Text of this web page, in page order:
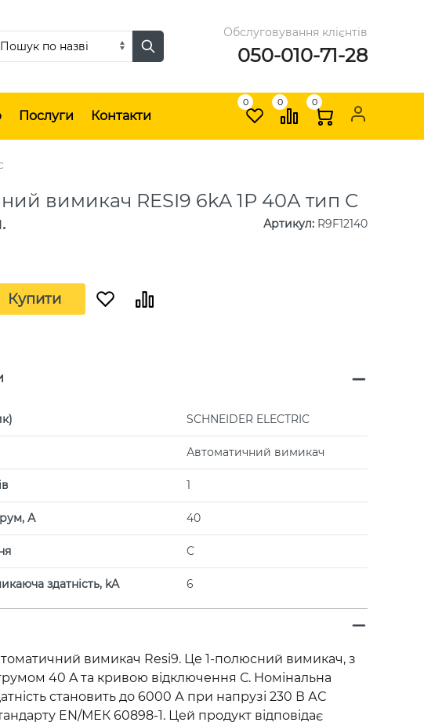
Обслуговування клієнтів
050-010-71-28
Послуги Контакти
0 0 0
вимикач RESI9 6kA 1Р 40А тип С
Артикул: R9F12140
Купити
SCHNEIDER ELECTRIC
Автоматичний вимикач
1
А 40
C
здатність, kA 6
вимикач Resi9. Це 1-полюсний вимикач, з
40 A та кривою відключення С. Номінальна
становить до 6000 А при напрузі 230 В АС
EN/МЕК 60898-1. Цей продукт відповідає